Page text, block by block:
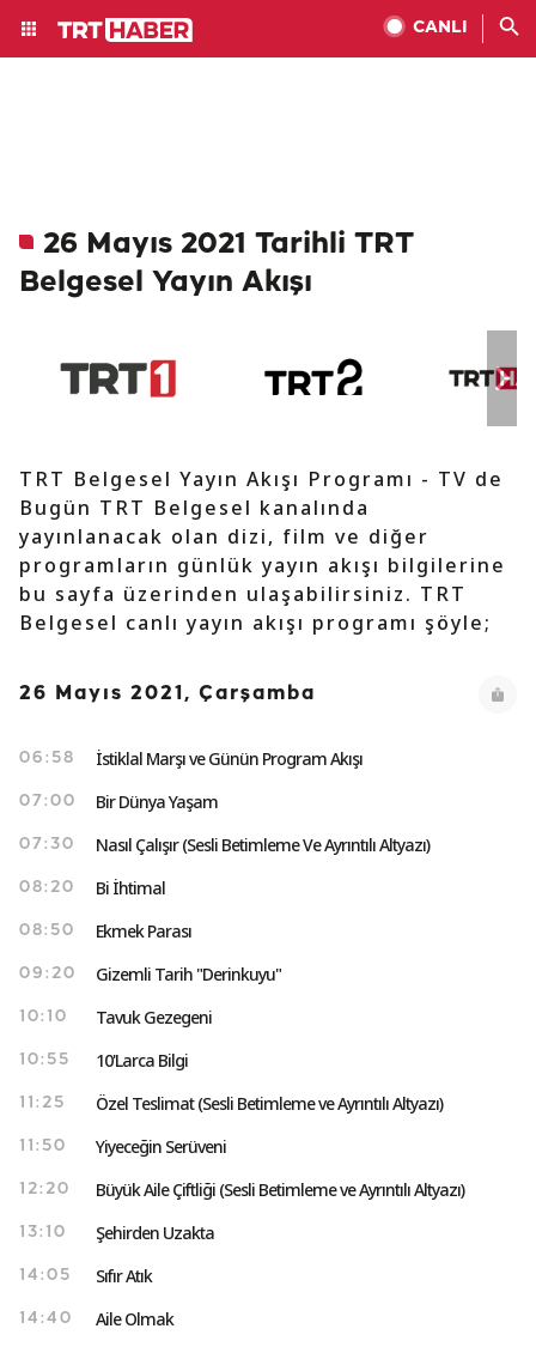
CANLI
26 Mayıs 2021 Tarihli TRT
Belgesel Yayın Akışı
TRT Belgesel Yayın Akışı Programı - TV de
Bugün TRT Belgesel kanalında
yayınlanacak olan dizi, film ve diğer
programların günlük yayın akışı bilgilerine
bu sayfa üzerinden ulaşabilirsiniz. TRT
Belgesel canlı yayın akışı programı şöyle;
26 Mayıs 2021, Çarşamba
06:58 İstiklal Marşı ve Günün Program Akışı
07:00 Bir Dünya Yaşam
07:30 Nasıl Çalışır (Sesli Betimleme Ve Ayrıntılı Altyazı)
08:20 Bi İhtimal
08:50 Ekmek Parası
09:20 Gizemli Tarih "Derinkuyu"
10:10 Tavuk Gezegeni
10:55 10'Larca Bilgi
11:25 Özel Teslimat (Sesli Betimleme ve Ayrıntılı Altyazı)
11:50 Yiyeceğin Serüveni
12:20 Büyük Aile Çiftliği (Sesli Betimleme ve Ayrıntılı Altyazı)
13:10 Şehirden Uzakta
14:05 Sıfır Atık
14:40 Aile Olmak